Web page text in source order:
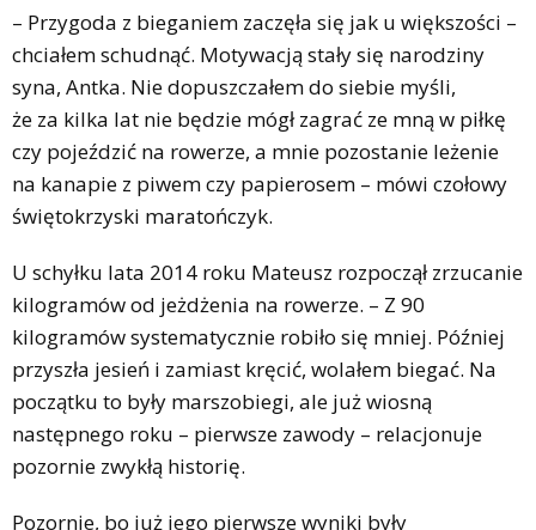
– Przygoda z bieganiem zaczęła się jak u większości –
chciałem schudnąć. Motywacją stały się narodziny
syna, Antka. Nie dopuszczałem do siebie myśli,
że za kilka lat nie będzie mógł zagrać ze mną w piłkę
czy pojeździć na rowerze, a mnie pozostanie leżenie
na kanapie z piwem czy papierosem – mówi czołowy
świętokrzyski maratończyk.
U schyłku lata 2014 roku Mateusz rozpoczął zrzucanie
kilogramów od jeżdżenia na rowerze. – Z 90
kilogramów systematycznie robiło się mniej. Później
przyszła jesień i zamiast kręcić, wolałem biegać. Na
początku to były marszobiegi, ale już wiosną
następnego roku – pierwsze zawody – relacjonuje
pozornie zwykłą historię.
Pozornie, bo już jego pierwsze wyniki były